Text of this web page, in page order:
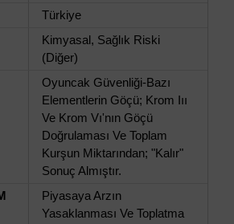
Türkiye
Kimyasal, Sağlık Riski
(Diğer)
Oyuncak Güvenliği-Bazı
Elementlerin Göçü; Krom Iıı
Ve Krom Vı'nın Göçü
Doğrulaması Ve Toplam
Kurşun Miktarından; "Kalır"
Sonuç Almıştır.
Piyasaya Arzın
Yasaklanması Ve Toplatma